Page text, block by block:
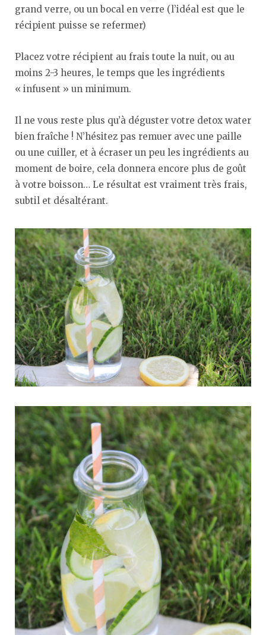
grand verre, ou un bocal en verre (l’idéal est que le
récipient puisse se refermer)
Placez votre récipient au frais toute la nuit, ou au
moins 2-3 heures, le temps que les ingrédients
« infusent » un minimum.
Il ne vous reste plus qu’à déguster votre detox water
bien fraîche ! N’hésitez pas remuer avec une paille
ou une cuiller, et à écraser un peu les ingrédients au
moment de boire, cela donnera encore plus de goût
à votre boisson… Le résultat est vraiment très frais,
subtil et désaltérant.